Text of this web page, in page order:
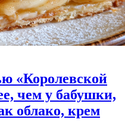
«Королевской
чем у бабушки,
облако, крем